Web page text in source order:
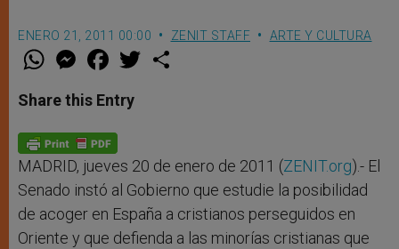
ENERO 21, 2011 00:00 ZENIT STAFF ARTE Y CULTURA
W
t
s
p
p
M
e
s
e
g
e
r
F
a
e
b
o
k
w
Share this Entry
MADRID, jueves 20 de enero de 2011 (ZENIT.org).- El
Senado instó al Gobierno que estudie la posibilidad
de acoger en España a cristianos perseguidos en
Oriente y que defienda a las minorías cristianas que